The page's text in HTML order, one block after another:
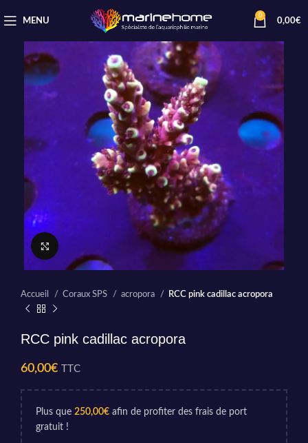
MENU
0
0,00€
Accueil Coraux SPS acropora RCC pink cadillac acropora
RCC pink cadillac acropora
60,00€ TTC
Plus que 250,00€ afin de profiter des frais de port
gratuit !